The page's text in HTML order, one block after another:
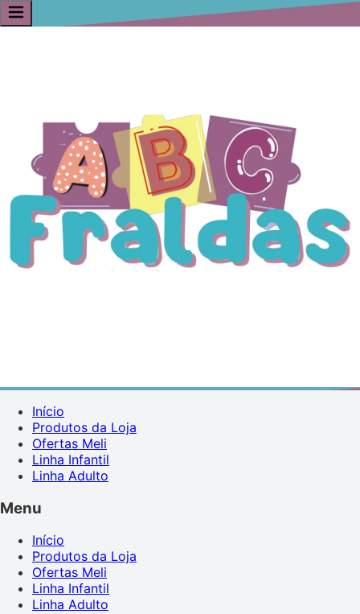
Início
Produtos da Loja
Ofertas Meli
Linha Infantil
Linha Adulto
Menu
Início
Produtos da Loja
Ofertas Meli
Linha Infantil
Linha Adulto